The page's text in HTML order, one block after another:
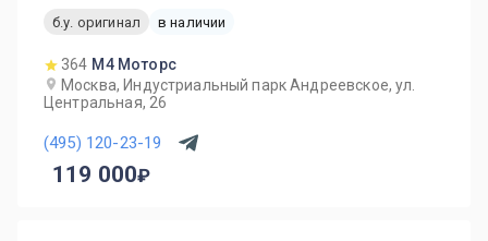
б.у. оригинал в наличии
364 М4 Моторс
Москва, Индустриальный парк Андреевское, ул.
Центральная, 26
(495) 120-23-19
119 000